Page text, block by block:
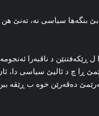
سیاسی نه‌، ته‌نێ هن
د ناڤبەرا
ڕا چ د ئالیێ سیاسی دا،
ده‌ڤەرێن خوه‌ ب ڕێڤه‌